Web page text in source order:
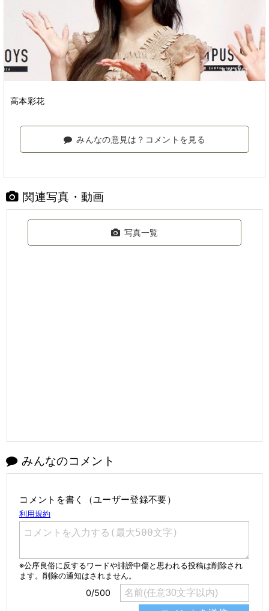
高本彩花
みんなの意見は？コメントを見る
関連写真・動画
写真一覧
みんなのコメント
コメントを書く（ユーザー登録不要）